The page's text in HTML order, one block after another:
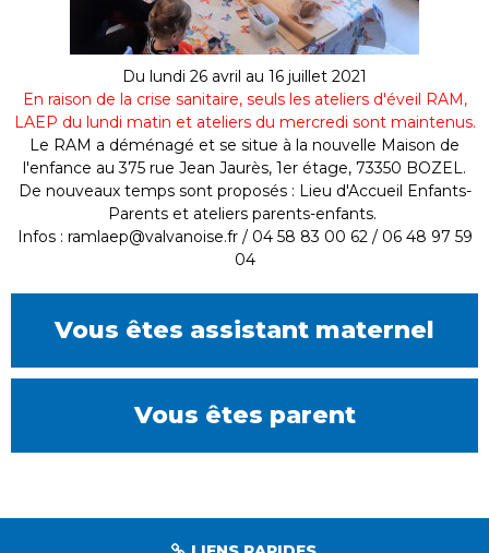
Du lundi 26 avril au 16 juillet 2021
En raison de la crise sanitaire, seuls les ateliers d'éveil RAM,
LAEP du lundi matin et ateliers du mercredi sont maintenus.
Le RAM a déménagé et se situe à la nouvelle Maison de
l'enfance au 375 rue Jean Jaurès, 1er étage, 73350 BOZEL.
De nouveaux temps sont proposés : Lieu d'Accueil Enfants-
Parents et ateliers parents-enfants.
Infos : ramlaep@valvanoise.fr / 04 58 83 00 62 / 06 48 97 59
04
Vous êtes assistant maternel
Vous êtes parent